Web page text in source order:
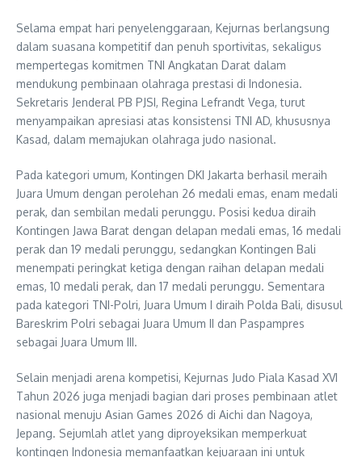
Selama empat hari penyelenggaraan, Kejurnas berlangsung
dalam suasana kompetitif dan penuh sportivitas, sekaligus
mempertegas komitmen TNI Angkatan Darat dalam
mendukung pembinaan olahraga prestasi di Indonesia.
Sekretaris Jenderal PB PJSI, Regina Lefrandt Vega, turut
menyampaikan apresiasi atas konsistensi TNI AD, khususnya
Kasad, dalam memajukan olahraga judo nasional.
Pada kategori umum, Kontingen DKI Jakarta berhasil meraih
Juara Umum dengan perolehan 26 medali emas, enam medali
perak, dan sembilan medali perunggu. Posisi kedua diraih
Kontingen Jawa Barat dengan delapan medali emas, 16 medali
perak dan 19 medali perunggu, sedangkan Kontingen Bali
menempati peringkat ketiga dengan raihan delapan medali
emas, 10 medali perak, dan 17 medali perunggu. Sementara
pada kategori TNI-Polri, Juara Umum I diraih Polda Bali, disusul
Bareskrim Polri sebagai Juara Umum II dan Paspampres
sebagai Juara Umum III.
Selain menjadi arena kompetisi, Kejurnas Judo Piala Kasad XVI
Tahun 2026 juga menjadi bagian dari proses pembinaan atlet
nasional menuju Asian Games 2026 di Aichi dan Nagoya,
Jepang. Sejumlah atlet yang diproyeksikan memperkuat
kontingen Indonesia memanfaatkan kejuaraan ini untuk